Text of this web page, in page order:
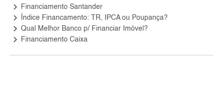
keyboard_arrow_right Financiamento Santander
keyboard_arrow_right Índice Financamento: TR, IPCA ou Poupança?
keyboard_arrow_right Qual Melhor Banco p/ Financiar Imóvel?
keyboard_arrow_right Financiamento Caixa